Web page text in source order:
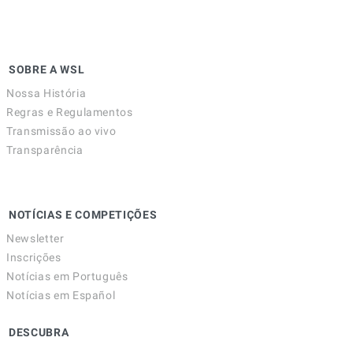
SOBRE A WSL
Nossa História
Regras e Regulamentos
Transmissão ao vivo
Transparência
NOTÍCIAS E COMPETIÇÕES
Newsletter
Inscrições
Notícias em Português
Notícias em Español
DESCUBRA